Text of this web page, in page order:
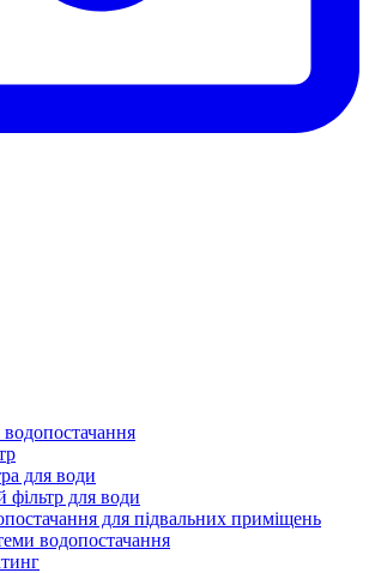
для води
фільтр для води
для підвальних приміщень
водопостачання